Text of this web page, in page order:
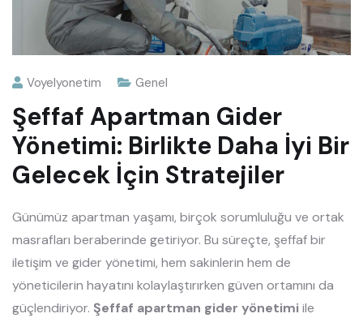
Voyelyonetim Genel
Şeffaf Apartman Gider
Yönetimi: Birlikte Daha İyi Bir
Gelecek İçin Stratejiler
Günümüz apartman yaşamı, birçok sorumluluğu ve ortak
masrafları beraberinde getiriyor. Bu süreçte, şeffaf bir
iletişim ve gider yönetimi, hem sakinlerin hem de
yöneticilerin hayatını kolaylaştırırken güven ortamını da
güçlendiriyor. Şeffaf apartman gider yönetimiile